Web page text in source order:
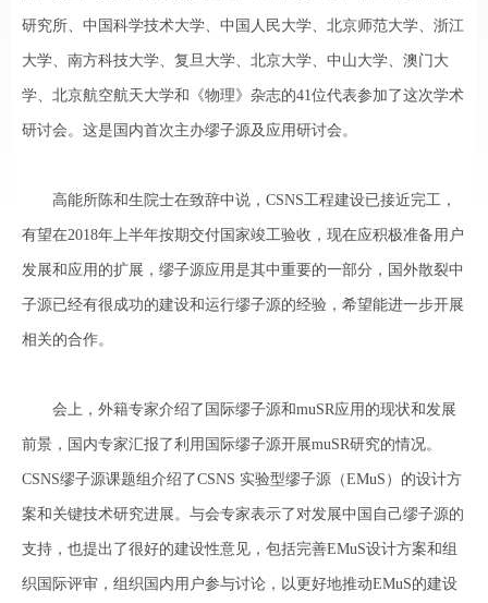
研究所、中国科学技术大学、中国人民大学、北京师范大学、浙江
大学、南方科技大学、复旦大学、北京大学、中山大学、澳门大
学、北京航空航天大学和《物理》杂志的41位代表参加了这次学术
研讨会。这是国内首次主办缪子源及应用研讨会。
高能所陈和生院士在致辞中说，CSNS工程建设已接近完工，
有望在2018年上半年按期交付国家竣工验收，现在应积极准备用户
发展和应用的扩展，缪子源应用是其中重要的一部分，国外散裂中
子源已经有很成功的建设和运行缪子源的经验，希望能进一步开展
相关的合作。
会上，外籍专家介绍了国际缪子源和muSR应用的现状和发展
前景，国内专家汇报了利用国际缪子源开展muSR研究的情况。
CSNS缪子源课题组介绍了CSNS 实验型缪子源（EMuS）的设计方
案和关键技术研究进展。与会专家表示了对发展中国自己缪子源的
支持，也提出了很好的建设性意见，包括完善EMuS设计方案和组
织国际评审，组织国内用户参与讨论，以更好地推动EMuS的建设